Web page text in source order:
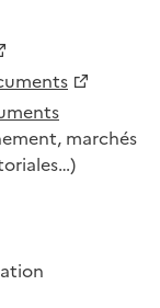
marchés